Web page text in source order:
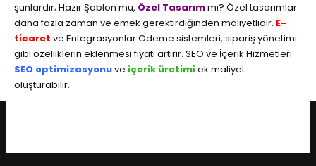
şunlardır; Hazır Şablon mu, Özel Tasarımmı? Özel tasarımlar
daha fazla zaman ve emek gerektirdiğinden maliyetlidir. E-
ticaret ve Entegrasyonlar Ödeme sistemleri, sipariş yönetimi
gibi özelliklerin eklenmesi fiyatı artırır. SEO ve İçerik Hizmetleri
SEO optimizasyonuve içerik üretimiek maliyet
oluşturabilir.